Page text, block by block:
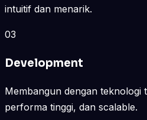
intuitif dan menarik.
03
Development
Membangun dengan
performa tinggi, dan scalable.